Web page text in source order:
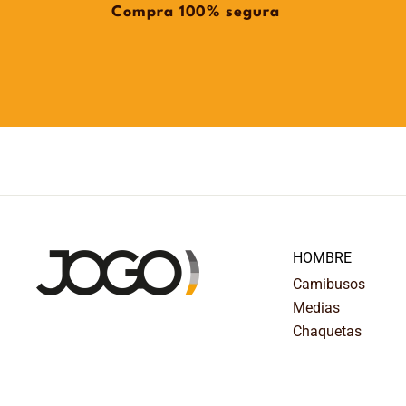
Compra 100% segura
HOMBRE
Camibusos
Medias
Chaquetas